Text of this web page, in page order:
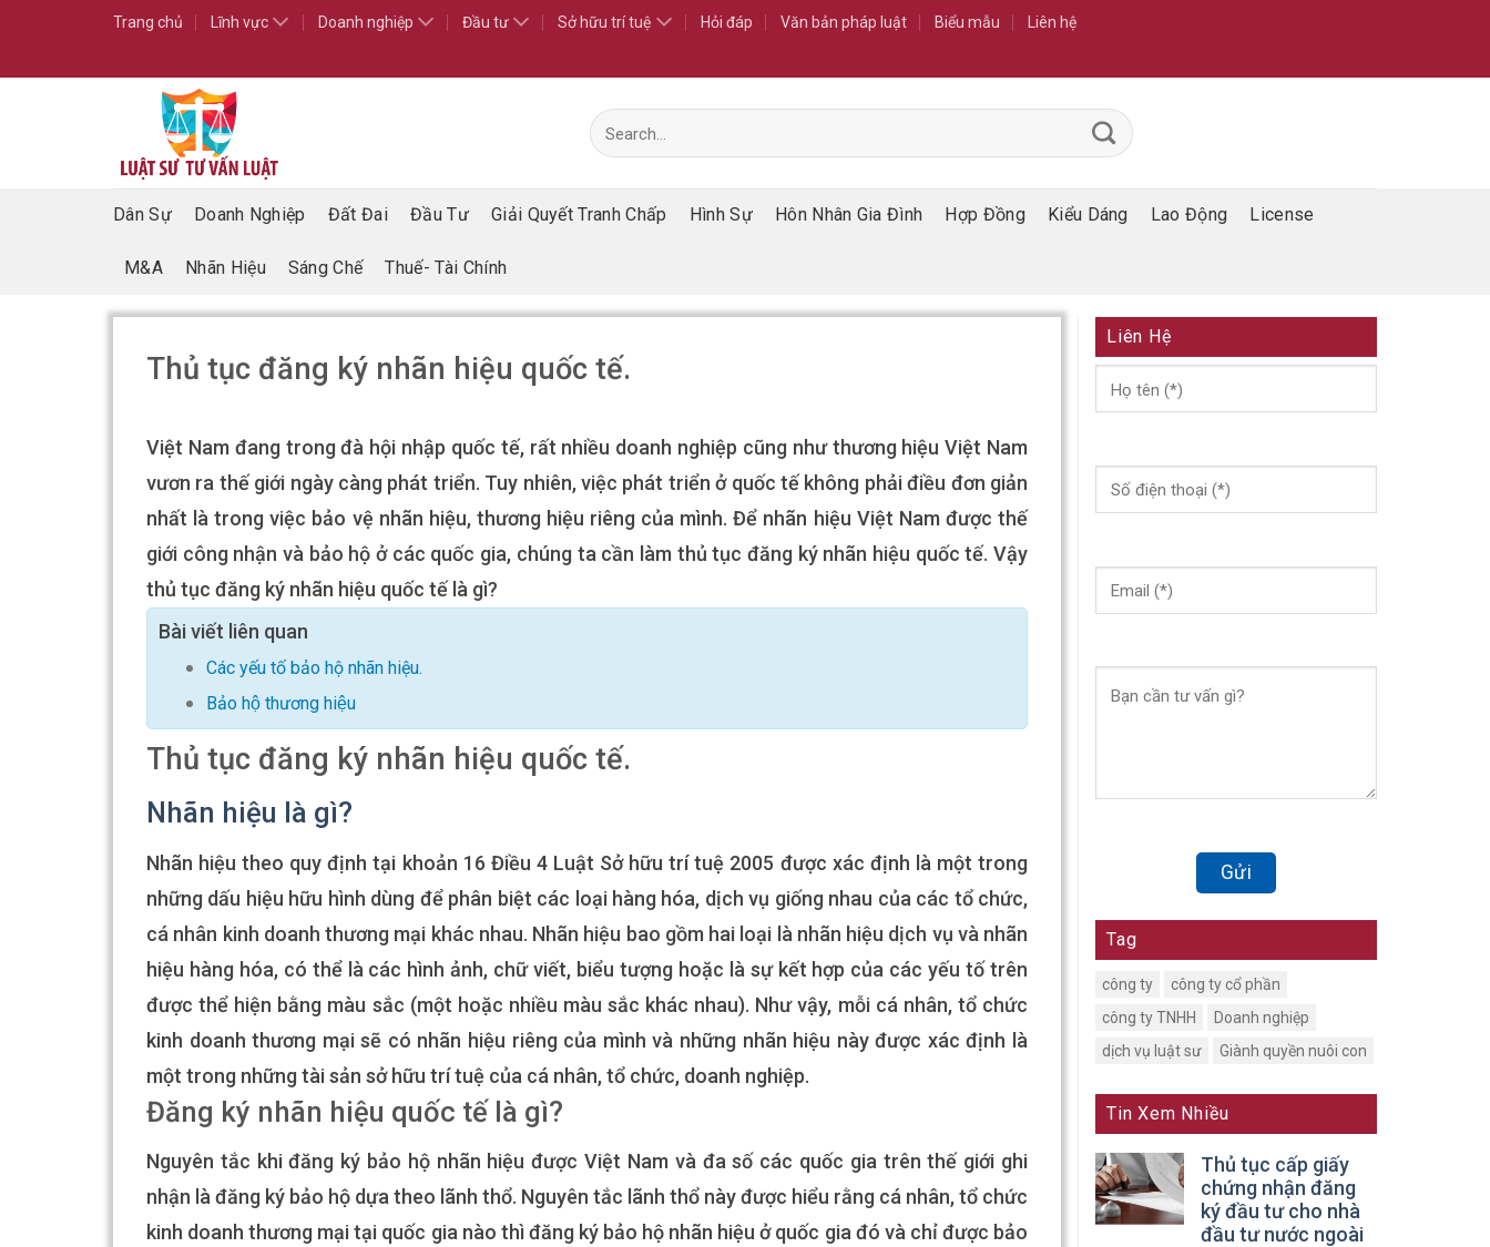
Trang chủ Lĩnh vực Doanh nghiệp Đầu tư Sở hữu trí tuệ Hỏi đáp Văn bản pháp luật Biểu mẫu Liên hệ
Dân Sự Doanh Nghiệp Đất Đai Đầu Tư Giải Quyết Tranh Chấp Hình Sự Hôn Nhân Gia Đình Hợp Đồng Kiểu Dáng Lao Động License
M&A Nhãn Hiệu Sáng Chế Thuế- Tài Chính
Thủ tục đăng ký nhãn hiệu quốc tế.
Việt Nam đang trong đà hội nhập quốc tế, rất nhiều doanh nghiệp cũng như thương hiệu Việt Nam
vươn ra thế giới ngày càng phát triển. Tuy nhiên, việc phát triển ở quốc tế không phải điều đơn giản
nhất là trong việc bảo vệ nhãn hiệu, thương hiệu riêng của mình. Để nhãn hiệu Việt Nam được thế
giới công nhận và bảo hộ ở các quốc gia, chúng ta cần làm thủ tục đăng ký nhãn hiệu quốc tế. Vậy
thủ tục đăng ký nhãn hiệu quốc tế là gì?
Bài viết liên quan
Các yếu tố bảo hộ nhãn hiệu.
Bảo hộ thương hiệu
Thủ tục đăng ký nhãn hiệu quốc tế.
Nhãn hiệu là gì?
Nhãn hiệu theo quy định tại khoản 16 Điều 4 Luật Sở hữu trí tuệ 2005 được xác định là một trong
những dấu hiệu hữu hình dùng để phân biệt các loại hàng hóa, dịch vụ giống nhau của các tổ chức,
cá nhân kinh doanh thương mại khác nhau. Nhãn hiệu bao gồm hai loại là nhãn hiệu dịch vụ và nhãn
hiệu hàng hóa, có thể là các hình ảnh, chữ viết, biểu tượng hoặc là sự kết hợp của các yếu tố trên
được thể hiện bằng màu sắc (một hoặc nhiều màu sắc khác nhau). Như vậy, mỗi cá nhân, tổ chức
kinh doanh thương mại sẽ có nhãn hiệu riêng của mình và những nhãn hiệu này được xác định là
một trong những tài sản sở hữu trí tuệ của cá nhân, tổ chức, doanh nghiệp.
Đăng ký nhãn hiệu quốc tế là gì?
Nguyên tắc khi đăng ký bảo hộ nhãn hiệu được Việt Nam và đa số các quốc gia trên thế giới ghi
nhận là đăng ký bảo hộ dựa theo lãnh thổ. Nguyên tắc lãnh thổ này được hiểu rằng cá nhân, tổ chức
kinh doanh thương mại tại quốc gia nào thì đăng ký bảo hộ nhãn hiệu ở quốc gia đó và chỉ được bảo
Liên Hệ
Tag
công ty
công ty cổ phần
công ty TNHH
Doanh nghiệp
dịch vụ luật sư
Giành quyền nuôi con
Tin Xem Nhiều
Thủ tục cấp giấy
chứng nhận đăng
ký đầu tư cho nhà
đầu tư nước ngoài